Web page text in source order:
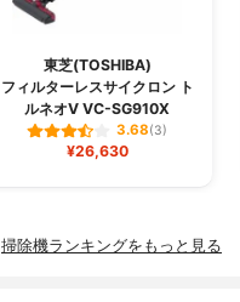
東芝(TOSHIBA)
フィルターレスサイクロン ト
ルネオV VC-SG910X
3.68(3)
¥26,630
掃除機ランキングをもっと見る